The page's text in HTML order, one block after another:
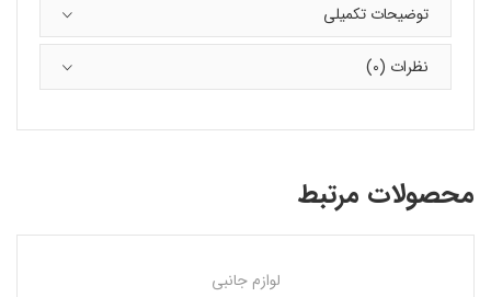
توضیحات تکمیلی
نظرات (0)
محصولات مرتبط
لوازم جانبی